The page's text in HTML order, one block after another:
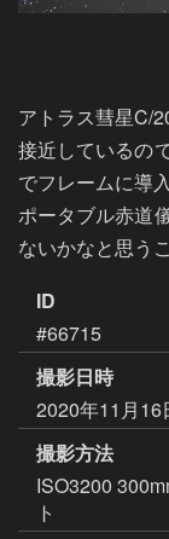
アトラス彗星C/
接近しているの
でフレームに導
ポータブル赤道
ないかなと思う
ID
#66715
撮影日時
2020年11月16
撮影方法
ISO3200
ト